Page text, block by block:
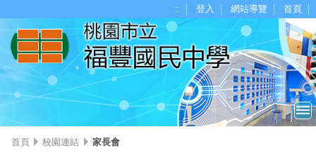
::: 登入 網站導覽 首頁
首頁 校園連結 家長會